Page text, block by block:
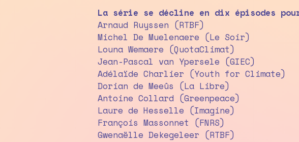
La série se décline en dix épisodes
Arnaud Ruyssen (RTBF)
Michel De Muelenaere (Le Soir)
Louna Wemaere (QuotaClimat)
Jean-Pascal van Ypersele (GIEC)
Adélaïde Charlier (Youth for Climate)
Dorian de Meeûs (La Libre)
Antoine Collard (Greenpeace)
Laure de Hesselle (Imagine)
François Massonnet (FNRS)
Gwenaëlle Dekegeleer (RTBF)